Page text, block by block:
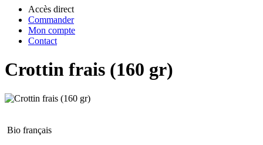
Accès direct
Commander
Mon compte
Contact
Crottin frais (160 gr)
Bio français